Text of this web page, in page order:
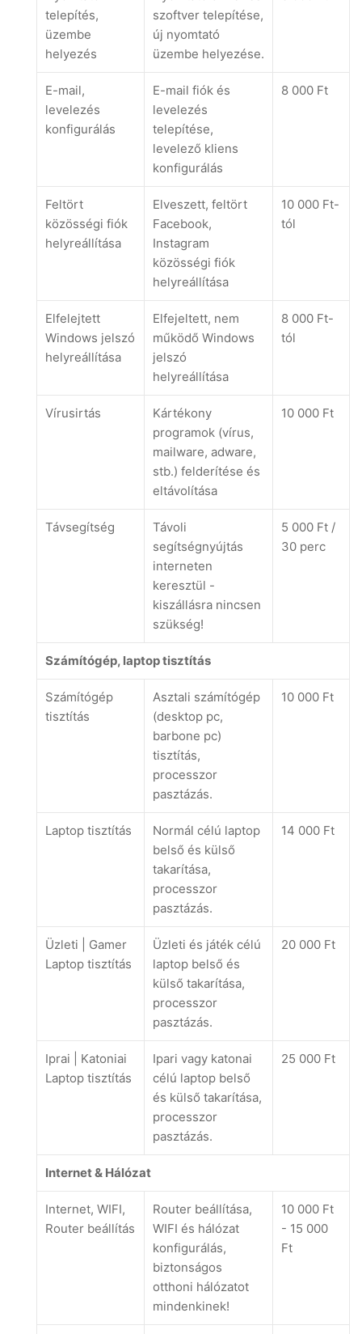
telepítés,
üzembe
helyezés
szoftver telepítése,
új nyomtató
üzembe helyezése.
E-mail,
levelezés
konfigurálás
E-mail fiók és
levelezés
telepítése,
levelező kliens
konfigurálás
8 000 Ft
Feltört
közösségi fiók
helyreállítása
Elveszett, feltört
Facebook,
Instagram
közösségi fiók
helyreállítása
10 000 Ft-
tól
Elfelejtett
Windows jelszó
helyreállítása
Elfejeltett, nem
működő Windows
jelszó
helyreállítása
8 000 Ft-
tól
Vírusirtás
Kártékony
programok (vírus,
mailware, adware,
stb.) felderítése és
eltávolítása
10 000 Ft
Távsegítség
Távoli
segítségnyújtás
interneten
keresztül -
kiszállásra nincsen
szükség!
5 000 Ft /
30 perc
Számítógép, laptop tisztítás
Számítógép
tisztítás
Asztali számítógép
(desktop pc,
barbone pc)
tisztítás,
processzor
pasztázás.
10 000 Ft
Laptop tisztítás
Normál célú laptop
belső és külső
takarítása,
processzor
pasztázás.
14 000 Ft
Üzleti | Gamer
Laptop tisztítás
Üzleti és játék célú
laptop belső és
külső takarítása,
processzor
pasztázás.
20 000 Ft
Iprai | Katoniai
Laptop tisztítás
Ipari vagy katonai
célú laptop belső
és külső takarítása,
processzor
pasztázás.
25 000 Ft
Internet & Hálózat
Internet, WIFI,
Router beállítás
Router beállítása,
WIFI és hálózat
konfigurálás,
biztonságos
otthoni hálózatot
mindenkinek!
10 000 Ft
- 15 000
Ft